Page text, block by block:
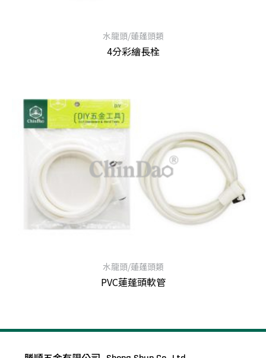
水龍頭/蓮蓬頭類
4分彩繪長栓
水龍頭/蓮蓬頭類
PVC蓮蓬頭軟管